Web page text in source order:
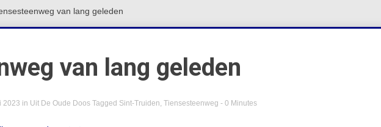
van lang geleden
van lang geleden
2023 in Uit De Oude Doos Tagged Sint-Truiden, Tiensesteenweg - 0 Minutes